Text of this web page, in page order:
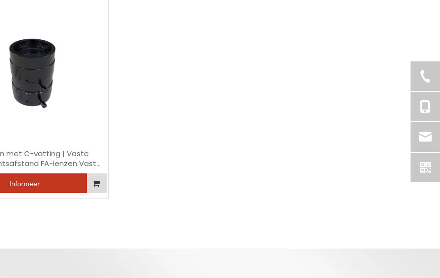
met C-vatting | Vaste
FA-lenzen Vaste
FA-lenzen
camera C-mount lens
Informeer